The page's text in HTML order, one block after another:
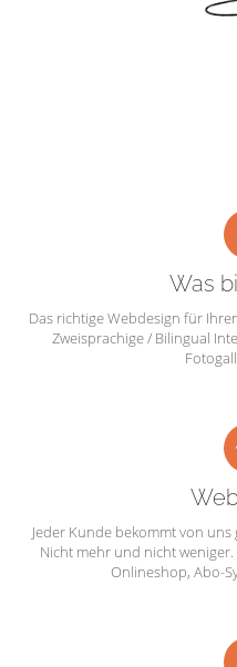
Was
Das richtige Webdesign für
Zweisprachige / Bilingual
Jeder Kunde bekommt von
Nicht mehr und nicht
Onlineshop, Abo-